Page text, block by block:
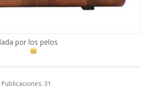
por los pelos
Publicaciones: 31